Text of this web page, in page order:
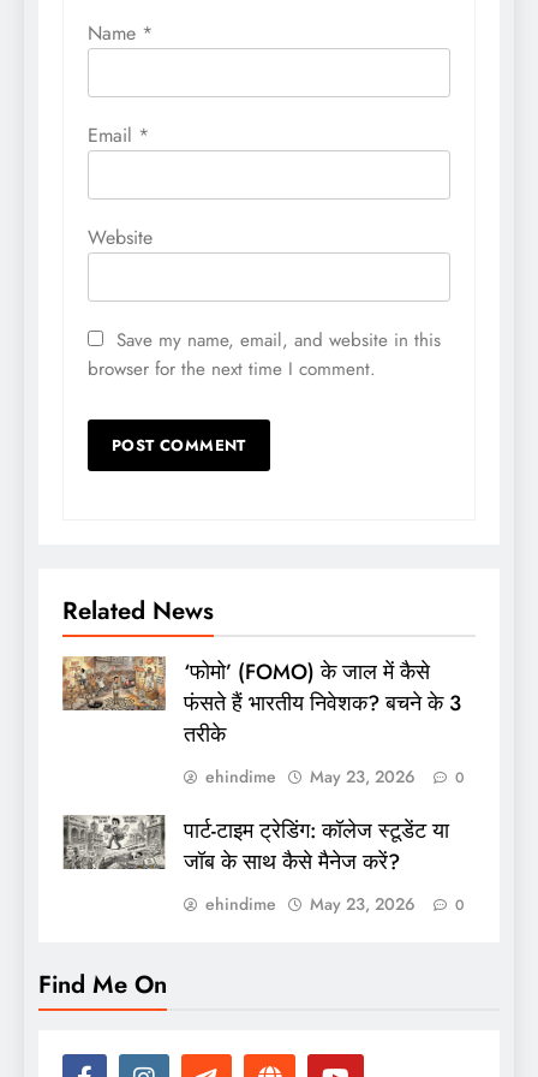
Name *
Email *
Website
Save my name, email, and website in this
browser for the next time I comment.
Related News
‘फोमो’ (FOMO) के जाल में कैसे
फंसते हैं भारतीय निवेशक? बचने के 3
तरीके
ehindime May 23, 2026 0
पार्ट-टाइम ट्रेडिंग: कॉलेज स्टूडेंट या
जॉब के साथ कैसे मैनेज करें?
ehindime May 23, 2026 0
Find Me On